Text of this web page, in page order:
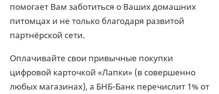
помогает Вам заботиться о Ваших домашних
питомцах и не только благодаря развитой
партнёрской сети.
Оплачивайте свои привычные покупки
цифровой карточкой «Лапки» (в совершенно
любых магазинах), а БНБ-Банк перечислит 1% от